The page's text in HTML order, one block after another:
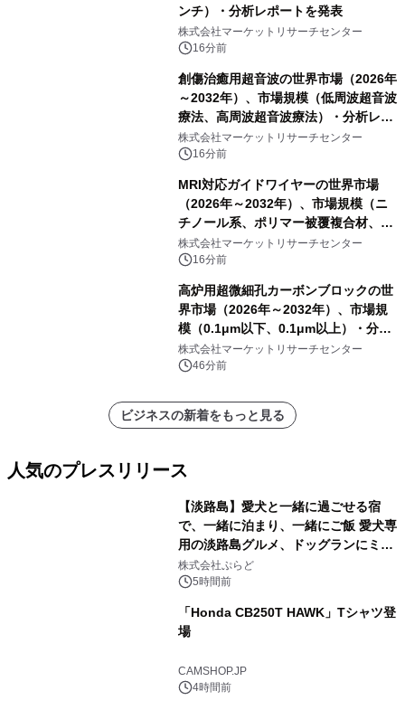
ンチ）・分析レポートを発表
株式会社マーケットリサーチセンター
16分前
創傷治癒用超音波の世界市場（2026年
～2032年）、市場規模（低周波超音波
療法、高周波超音波療法）・分析レポ
ートを発表
株式会社マーケットリサーチセンター
16分前
MRI対応ガイドワイヤーの世界市場
（2026年～2032年）、市場規模（ニ
チノール系、ポリマー被覆複合材、そ
の他）・分析レポートを発表
株式会社マーケットリサーチセンター
16分前
高炉用超微細孔カーボンブロックの世
界市場（2026年～2032年）、市場規
模（0.1μm以下、0.1μm以上）・分析
レポートを発表
株式会社マーケットリサーチセンター
46分前
ビジネスの新着をもっと見る
人気のプレスリリース
【淡路島】愛犬と一緒に過ごせる宿
で、一緒に泊まり、一緒にご飯 愛犬専
用の淡路島グルメ、ドッグランにミニ
プール グランピングとトレーラーハウ
スの2施設で
株式会社ぷらど
5時間前
「Honda CB250T HAWK」Tシャツ登
場
CAMSHOP.JP
4時間前